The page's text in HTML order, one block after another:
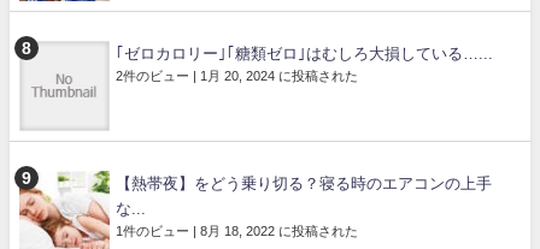
｢ゼロカロリー｣｢糖類ゼロ｣はむしろ大損している…...
2件のビュー 1月 20, 2024 に投稿された
【熱帯夜】をどう乗り切る？寝る時のエアコンの上手
な...
1件のビュー 8月 18, 2022 に投稿された